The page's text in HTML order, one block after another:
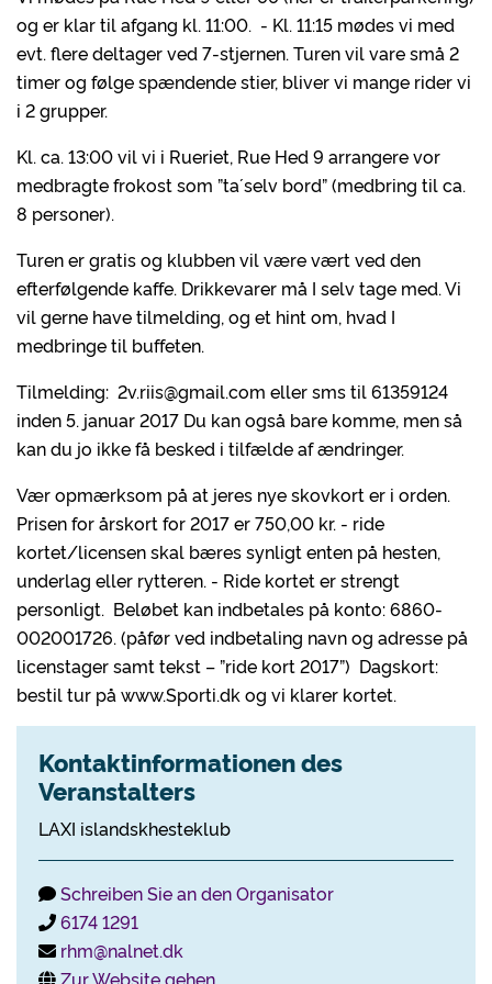
og er klar til afgang kl. 11:00. - Kl. 11:15 mødes vi med
evt. flere deltager ved 7-stjernen. Turen vil vare små 2
timer og følge spændende stier, bliver vi mange rider vi
i 2 grupper.
Kl. ca. 13:00 vil vi i Rueriet, Rue Hed 9 arrangere vor
medbragte frokost som ”ta´ selv bord” (medbring til ca.
8 personer).
Turen er gratis og klubben vil være vært ved den
efterfølgende kaffe. Drikkevarer må I selv tage med. Vi
vil gerne have tilmelding, og et hint om, hvad I
medbringe til buffeten.
Tilmelding: 2v.riis@gmail.com eller sms til 61359124
inden 5. januar 2017 Du kan også bare komme, men så
kan du jo ikke få besked i tilfælde af ændringer.
Vær opmærksom på at jeres nye skovkort er i orden.
Prisen for årskort for 2017 er 750,00 kr. - ride
kortet/licensen skal bæres synligt enten på hesten,
underlag eller rytteren. - Ride kortet er strengt
personligt. Beløbet kan indbetales på konto: 6860-
002001726. (påfør ved indbetaling navn og adresse på
licenstager samt tekst – ”ride kort 2017”) Dagskort:
bestil tur på www.Sporti.dk og vi klarer kortet.
Kontaktinformationen des
Veranstalters
LAXI islandskhesteklub
Schreiben Sie an den Organisator
6174 1291
rhm@nalnet.dk
Zur Website gehen